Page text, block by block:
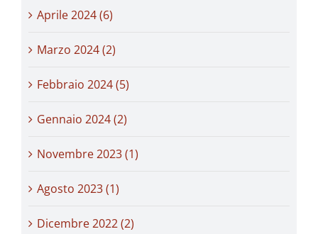
Aprile 2024 (6)
Marzo 2024 (2)
Febbraio 2024 (5)
Gennaio 2024 (2)
Novembre 2023 (1)
Agosto 2023 (1)
Dicembre 2022 (2)